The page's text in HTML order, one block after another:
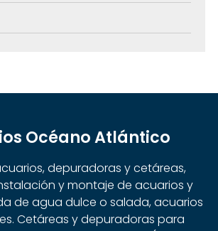
Océano Atlántico
depuradoras y cetáreas,
y montaje de acuarios y
de agua dulce o salada, acuarios
Cetáreas y depuradoras para